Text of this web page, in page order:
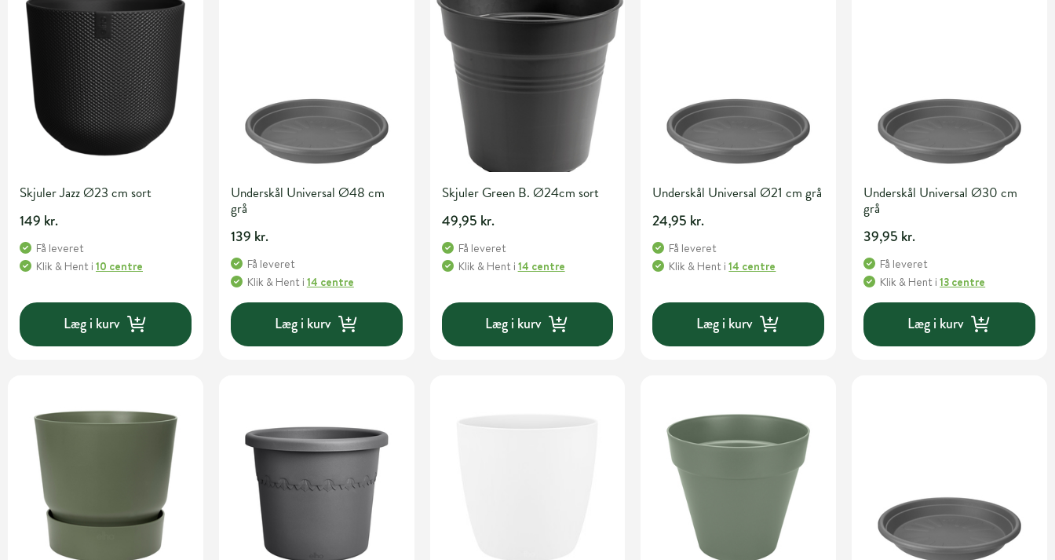
Skjuler Jazz Ø23 cm sort
149 kr.
Få leveret
Klik & Hent i 10 centre
Læg i kurv
Underskål Universal Ø48 cm
grå
139 kr.
Få leveret
Klik & Hent i 14 centre
Læg i kurv
Skjuler Green B. Ø24cm sort
49,95 kr.
Få leveret
Klik & Hent i 14 centre
Læg i kurv
Underskål Universal Ø21 cm grå
24,95 kr.
Få leveret
Klik & Hent i14 centre
Læg i kurv
Underskål Universal Ø30 cm
grå
39,95 kr.
Få leveret
Klik & Hent i13 centre
Læg i kurv